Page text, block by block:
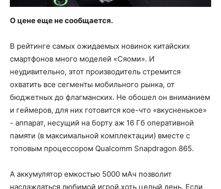
О цене еще не сообщается.
В рейтинге самых ожидаемых новинок китайских
смартфонов много моделей «Сяоми». И
неудивительно, этот производитель стремится
охватить все сегменты мобильного рынка, от
бюджетных до флагманских. Не обошел он вниманием
и геймеров, для них готовится кое-что «вкусненькое»
- аппарат, несущий на борту аж 16 Гб оперативной
памяти (в максимальной комплектации) вместе с
топовым процессором Qualcomm Snapdragon 865.
А аккумулятор емкостью 5000 мАч позволит
наслаждаться любимой игрой хоть целый день. Если